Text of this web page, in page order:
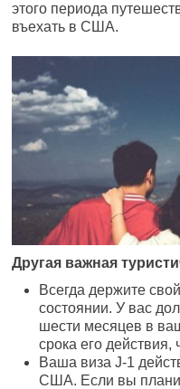
этого периода
въехать в США.
Другая важная
Всегда держите
состоянии. У вас
шести месяцев в
срока его
Ваша виза J-1
США. Если вы